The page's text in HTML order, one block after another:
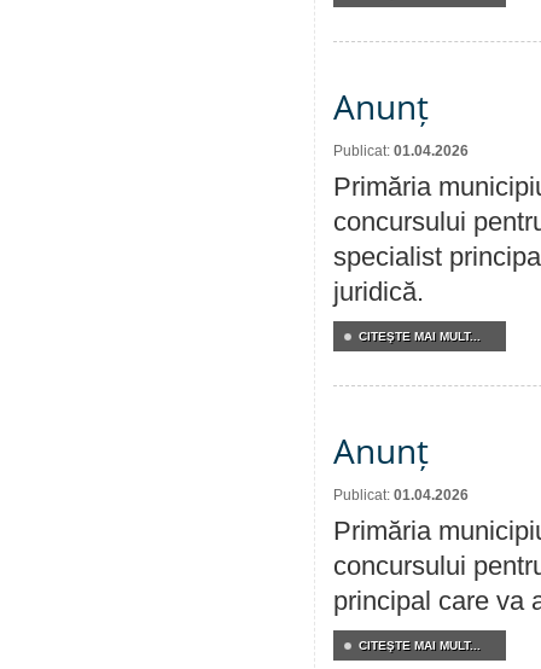
Anunț
Publicat: 01.04.2026
Primăria
concursului
specialist
juridică.
CITEŞTE MAI MULT...
Anunț
Publicat: 01.04.2026
Primăria
concursului
principal care va
CITEŞTE MAI MULT...